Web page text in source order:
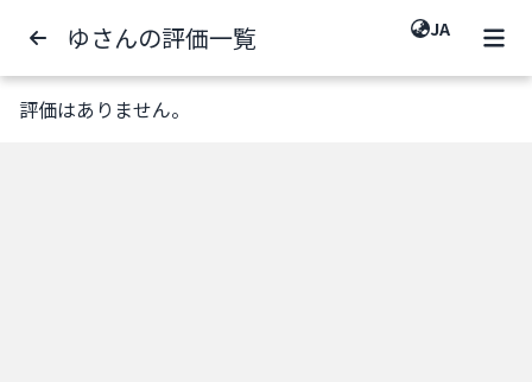
ゆさんの評価一覧 JA
評価はありません。